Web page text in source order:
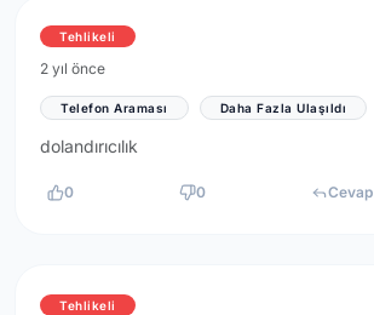
Tehlikeli
2 yıl önce
Telefon Araması Daha Fazla Ulaşıldı
dolandırıcılık
0 0 Cevap
Tehlikeli